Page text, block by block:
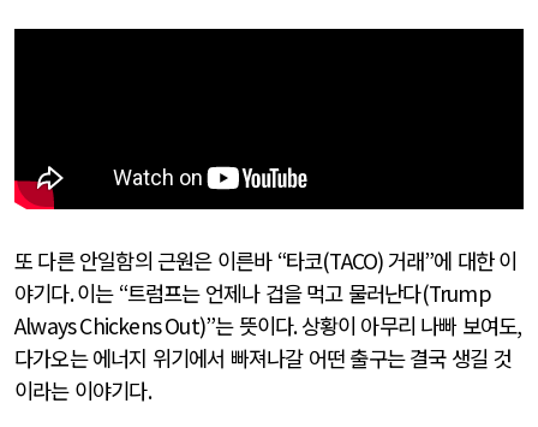
또 다른 안일함의 근원은 이른바 “타코(TACO)거래”에 대한 이
야기다.이는 “트럼프는 언제나 겁을 먹고 물러난다(Trump
Always Chickens Out)”는 뜻이다.상황이 아무리 나빠 보여도,
다가오는 에너지 위기에서 빠져나갈 어떤 출구는 결국 생길 것
이라는 이야기다.